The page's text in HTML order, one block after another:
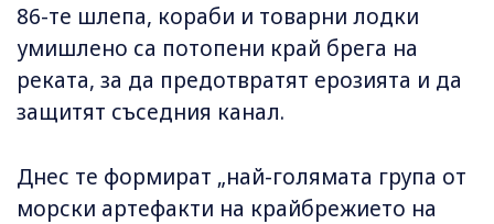
86-те шлепа, кораби и товарни лодки
умишлено са потопени край брега на
реката, за да предотвратят ерозията и да
защитят съседния канал.
Днес те формират „най-голямата група от
морски артефакти на крайбрежието на